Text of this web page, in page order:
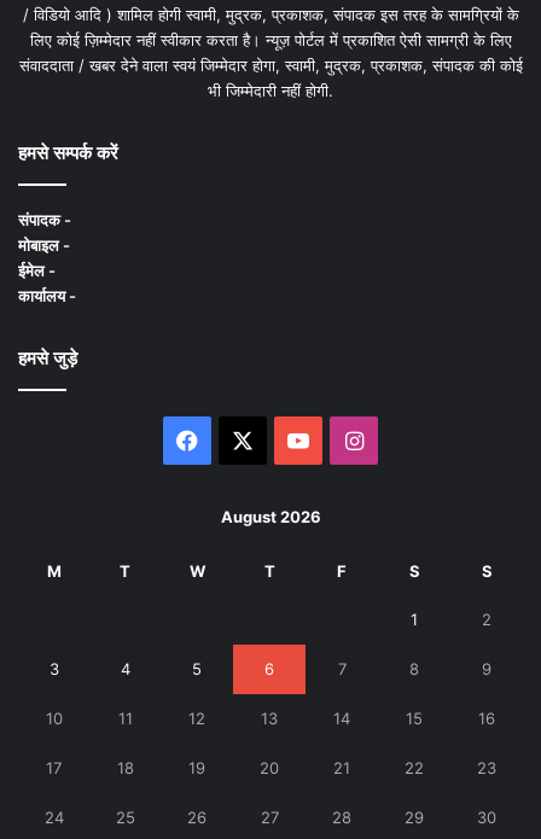
/ विडियो आदि ) शामिल होगी स्वामी, मुद्रक, प्रकाशक, संपादक इस तरह के सामग्रियों के
लिए कोई ज़िम्मेदार नहीं स्वीकार करता है। न्यूज़ पोर्टल में प्रकाशित ऐसी सामग्री के लिए
संवाददाता / खबर देने वाला स्वयं जिम्मेदार होगा, स्वामी, मुद्रक, प्रकाशक, संपादक की कोई
भी जिम्मेदारी नहीं होगी.
हमसे सम्पर्क करें
संपादक -
मोबाइल -
ईमेल -
कार्यालय -
हमसे जुड़े
Facebook YouTubeInstagram
August 2026
M T W T F S S
1 2
3 4 5 6 7 8 9
10 11 12 13 14 15 16
17 18 19 20 21 22 23
24 25 26 27 28 29 30